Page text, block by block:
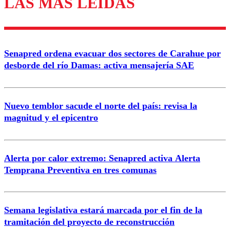
Enviar comentario
Senapred ordena evacuar dos sectores de Carahue por
desborde del río Damas: activa mensajería SAE
Nuevo temblor sacude el norte del país: revisa la
magnitud y el epicentro
Alerta por calor extremo: Senapred activa Alerta
Temprana Preventiva en tres comunas
Semana legislativa estará marcada por el fin de la
tramitación del proyecto de reconstrucción